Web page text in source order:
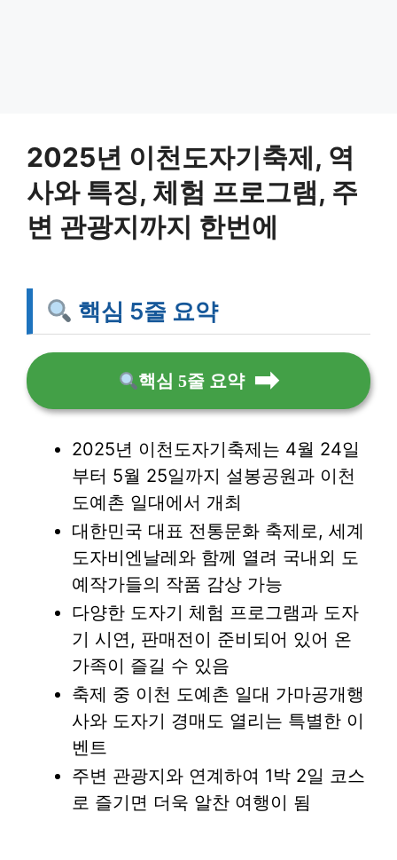
2025년 이천도자기축제, 역
사와 특징, 체험 프로그램, 주
변 관광지까지 한번에
핵심 5줄 요약
핵심 5줄 요약
2025년 이천도자기축제는 4월 24일
부터 5월 25일까지 설봉공원과 이천
도예촌 일대에서 개최
대한민국 대표 전통문화 축제로, 세계
도자비엔날레와 함께 열려 국내외 도
예작가들의 작품 감상 가능
다양한 도자기 체험 프로그램과 도자
기 시연, 판매전이 준비되어 있어 온
가족이 즐길 수 있음
축제 중 이천 도예촌 일대 가마공개행
사와 도자기 경매도 열리는 특별한 이
벤트
주변 관광지와 연계하여 1박 2일 코스
로 즐기면 더욱 알찬 여행이 됨